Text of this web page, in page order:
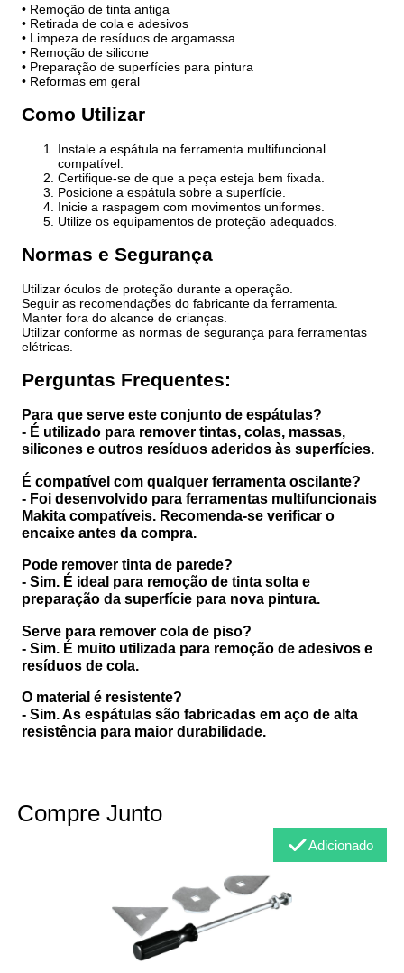
• Remoção de tinta antiga
• Retirada de cola e adesivos
• Limpeza de resíduos de argamassa
• Remoção de silicone
• Preparação de superfícies para pintura
• Reformas em geral
Como Utilizar
Instale a espátula na ferramenta multifuncional
compatível.
Certifique-se de que a peça esteja bem fixada.
Posicione a espátula sobre a superfície.
Inicie a raspagem com movimentos uniformes.
Utilize os equipamentos de proteção adequados.
Normas e Segurança
Utilizar óculos de proteção durante a operação.
Seguir as recomendações do fabricante da ferramenta.
Manter fora do alcance de crianças.
Utilizar conforme as normas de segurança para ferramentas
elétricas.
Perguntas Frequentes:
Para que serve este conjunto de espátulas?
- É utilizado para remover tintas, colas, massas,
silicones e outros resíduos aderidos às superfícies.
É compatível com qualquer ferramenta oscilante?
- Foi desenvolvido para ferramentas multifuncionais
Makita compatíveis. Recomenda-se verificar o
encaixe antes da compra.
Pode remover tinta de parede?
- Sim. É ideal para remoção de tinta solta e
preparação da superfície para nova pintura.
Serve para remover cola de piso?
- Sim. É muito utilizada para remoção de adesivos e
resíduos de cola.
O material é resistente?
- Sim. As espátulas são fabricadas em aço de alta
resistência para maior durabilidade.
Compre Junto
Adicionado